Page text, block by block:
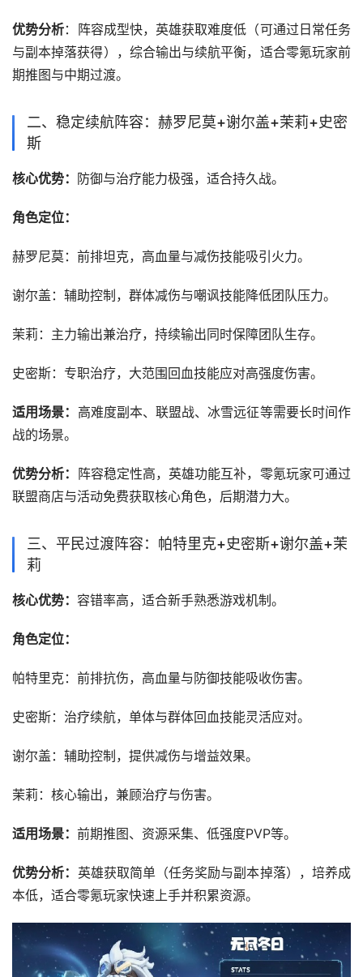
：阵容成型快，英雄获取难度低（可通过日常任务
与副本掉落获得），综合输出与续航平衡，适合零氪玩家前
期推图与中期过渡。
‌二、稳定续航阵容：赫罗尼莫+谢尔盖+茉莉+史密
斯‌
‌核心优势‌： 防御与治疗能力极强，适合持久战。
角色定位‌：
‌赫罗尼莫‌：前排坦克，高血量与减伤技能吸引火力。
‌谢尔盖‌：辅助控制，群体减伤与嘲讽技能降低团队压力。
‌茉莉‌：主力输出兼治疗，持续输出同时保障团队生存。
‌史密斯‌：专职治疗，大范围回血技能应对高强度伤害。
‌适用场景‌： 高难度副本、联盟战、冰雪远征等需要长时间作
战的场景。
‌优势分析‌：
阵容稳定性高，英雄功能互补，零氪玩家可通过
联盟商店与活动免费获取核心角色，后期潜力大。
‌三、平民过渡阵容：帕特里克+史密斯+谢尔盖+茉
莉‌
‌核心优势‌： 容错率高，适合新手熟悉游戏机制。
‌角色定位‌：
‌帕特里克‌：前排抗伤，高血量与防御技能吸收伤害。
‌史密斯‌：治疗续航，单体与群体回血技能灵活应对。
‌谢尔盖‌：辅助控制，提供减伤与增益效果。
‌茉莉‌：核心输出，兼顾治疗与伤害。
‌适用场景‌： 前期推图、资源采集、低强度PVP等。
‌优势分析‌： 英雄获取简单（任务奖励与副本掉落），培养成
本低，适合零氪玩家快速上手并积累资源。